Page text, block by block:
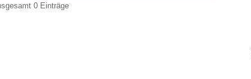
0 Einträge